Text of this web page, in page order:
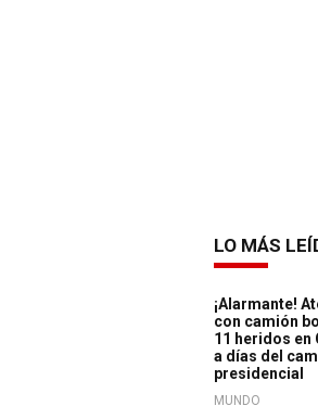
LO MÁS
¡Alarmante!
con camión
11 heridos en
a días del
presidencial
MUNDO